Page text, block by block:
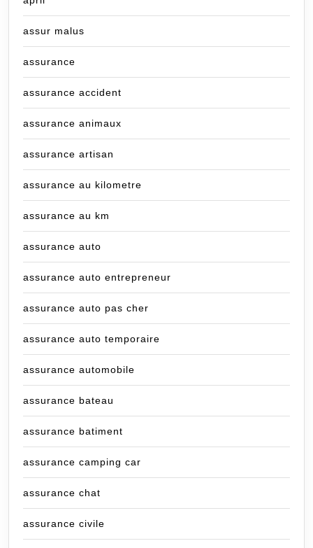
assur malus
assurance
assurance accident
assurance animaux
assurance artisan
assurance au kilometre
assurance au km
assurance auto
assurance auto entrepreneur
assurance auto pas cher
assurance auto temporaire
assurance automobile
assurance bateau
assurance batiment
assurance camping car
assurance chat
assurance civile